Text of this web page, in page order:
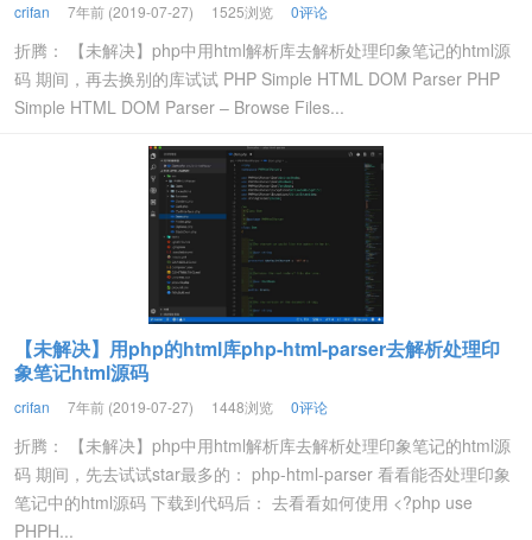
crifan 7年前 (2019-07-27) 1525浏览 0评论
折腾： 【未解决】php中用html解析库去解析处理印象笔记的html源
码 期间，再去换别的库试试 PHP Simple HTML DOM Parser PHP
Simple HTML DOM Parser – Browse Files...
【未解决】用php的html库php-html-parser去解析处理印
象笔记html源码
crifan 7年前 (2019-07-27) 1448浏览 0评论
折腾： 【未解决】php中用html解析库去解析处理印象笔记的html源
码 期间，先去试试star最多的： php-html-parser 看看能否处理印象
笔记中的html源码 下载到代码后： 去看看如何使用 <?php use
PHPH...